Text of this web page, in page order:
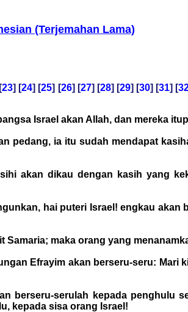
(Terjemahan Lama)
23] [24] [25] [26] [27] [28] [29] [30] [31] [
Israel akan Allah, dan mereka
pedang, ia itu sudah mendapat
akan dikau dengan kasih yang
hai puteri Israel! engkau akan
maka orang yang
Efrayim akan berseru-seru: Mari
berseru-serulah kepada penghulu
kepada sisa orang Israel!